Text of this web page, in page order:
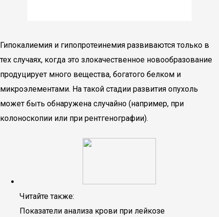
Гипокалиемия и гипопротеинемия развиваются только в
тех случаях, когда это злокачественное новообразование
продуцирует много вещества, богатого белком и
микроэлементами. На такой стадии развития опухоль
может быть обнаружена случайно (например, при
колоноскопии или при рентгенографии).
Читайте также:
Показатели анализа крови при лейкозе